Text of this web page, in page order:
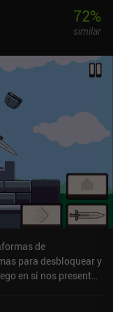
nuestro equipo.
su rango y
estos sistemas son
variedad de formas
a pagar.
cajas de botín,
tipo de ofertas
comprar.
bonificaciones.
comprar nada,
la
el mero placer de
la expansión de
de combate de
realmente
72%
similar
de
para desbloquear y